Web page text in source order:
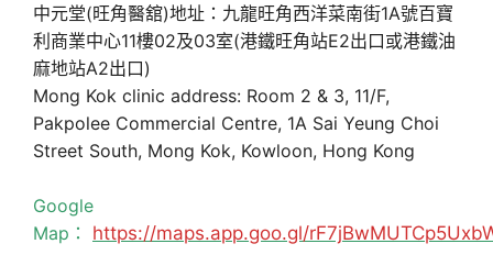
中元堂(旺角醫舘)地址：九龍旺角西洋菜南街1A號百寶
利商業中心11樓02及03室(港鐵旺角站E2出口或港鐵油
麻地站A2出口)
Mong Kok clinic address: Room 2 & 3, 11/F,
Pakpolee Commercial Centre, 1A Sai Yeung Choi
Street South, Mong Kok, Kowloon, Hong Kong
Google
Map： https://maps.app.goo.gl/